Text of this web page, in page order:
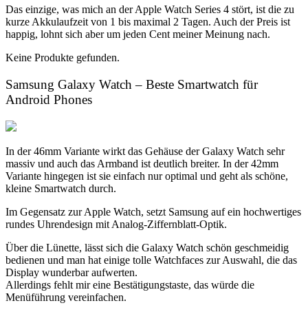
Das einzige, was mich an der Apple Watch Series 4 stört, ist die zu
kurze Akkulaufzeit von 1 bis maximal 2 Tagen. Auch der Preis ist
happig, lohnt sich aber um jeden Cent meiner Meinung nach.
Keine Produkte gefunden.
Samsung Galaxy Watch – Beste Smartwatch für
Android Phones
In der 46mm Variante wirkt das Gehäuse der Galaxy Watch sehr
massiv und auch das Armband ist deutlich breiter. In der 42mm
Variante hingegen ist sie einfach nur optimal und geht als schöne,
kleine Smartwatch durch.
Im Gegensatz zur Apple Watch, setzt Samsung auf ein hochwertiges
rundes Uhrendesign mit Analog-Ziffernblatt-Optik.
Über die Lünette, lässt sich die Galaxy Watch schön geschmeidig
bedienen und man hat einige tolle Watchfaces zur Auswahl, die das
Display wunderbar aufwerten.
Allerdings fehlt mir eine Bestätigungstaste, das würde die
Menüführung vereinfachen.